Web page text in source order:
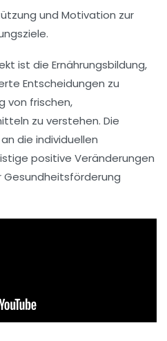
und Motivation zur
ist die Ernährungsbildung,
Entscheidungen zu
von frischen,
zu verstehen. Die
die individuellen
positive Veränderungen
Gesundheitsförderung